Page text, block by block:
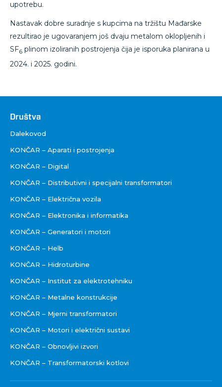
upotrebu.
Nastavak dobre suradnje s kupcima na tržištu Mađarske
rezultirao je ugovaranjem još dvaju metalom oklopljenih i
SF6 plinom izoliranih postrojenja čija je isporuka planirana u
2024. i 2025. godini.
Društva
Društva
Dalekovod
KONČAR – Aparati i postrojenja
KONČAR – Digital
KONČAR – Distributivni i specijalni transformatori
KONČAR – Električna vozila
KONČAR – Elektronika i informatika
KONČAR – Generatori i motori
KONČAR – Helb
KONČAR – Hidroturbine
KONČAR – Institut za elektrotehniku
KONČAR – Metalne konstrukcije
KONČAR – Mjerni transformatori
KONČAR – Motori i električni sustavi
KONČAR – Obnovljivi izvori
KONČAR – Transformatorski kotlovi